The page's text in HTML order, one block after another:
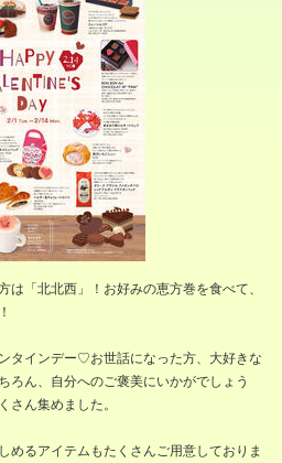
は「北北西」！お好みの恵方巻を食べて、
タインデー♡お世話になった方、大好きな
ろん、自分へのご褒美にいかがでしょう
さん集めました。
めるアイテムもたくさんご用意しておりま